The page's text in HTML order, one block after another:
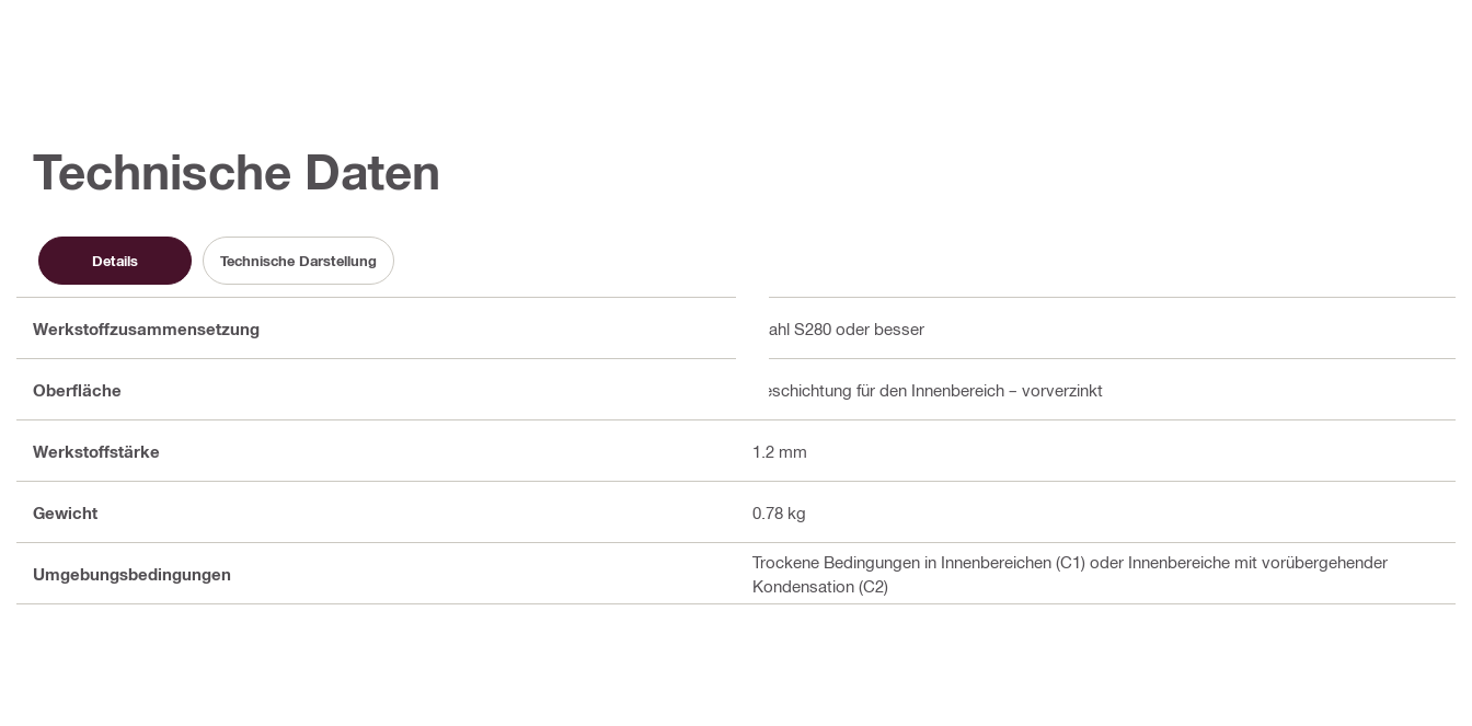
Technische Daten
Details Technische Darstellung
Werkstoffzusammensetzung Stahl S280 oder besser
Oberfläche Beschichtung für den Innenbereich – vorverzinkt
Werkstoffstärke 1.2 mm
Gewicht 0.78 kg
Umgebungsbedingungen
Trockene Bedingungen in Innenbereichen (C1) oder Innenbereiche mit vorübergehender
Kondensation (C2)